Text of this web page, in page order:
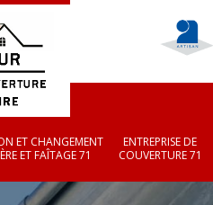
ET CHANGEMENT
ET FAÎTAGE 71
ENTREPRISE DE
COUVERTURE 71